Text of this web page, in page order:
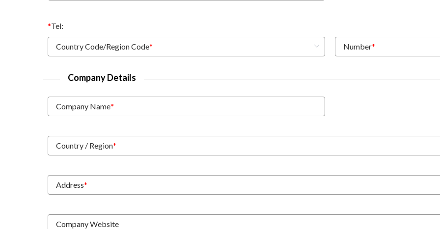
*Tel:
Country Code/Region Code* Number*
Company Details
Company Name*
Country / Region*
Address*
Company Website